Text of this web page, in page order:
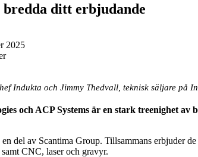
ditt erbjudande
2025
Indukta och Jimmy Thedvall, teknisk säljare på
och ACP Systems är en stark treenighet
del av Scantima Group. Tillsammans erbjuder
CNC, laser och gravyr.